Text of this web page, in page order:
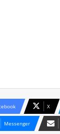
X
Messenger